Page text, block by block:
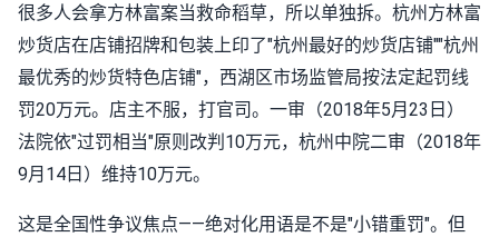
很多人会拿方林富案当救命稻草，所以单独拆。杭州方林富
炒货店在店铺招牌和包装上印了"杭州最好的炒货店铺""杭州
最优秀的炒货特色店铺"，西湖区市场监管局按法定起罚线
罚20万元。店主不服，打官司。一审（2018年5月23日）
法院依"过罚相当"原则改判10万元，杭州中院二审（2018年
9月14日）维持10万元。
这是全国性争议焦点——绝对化用语是不是"小错重罚"。但